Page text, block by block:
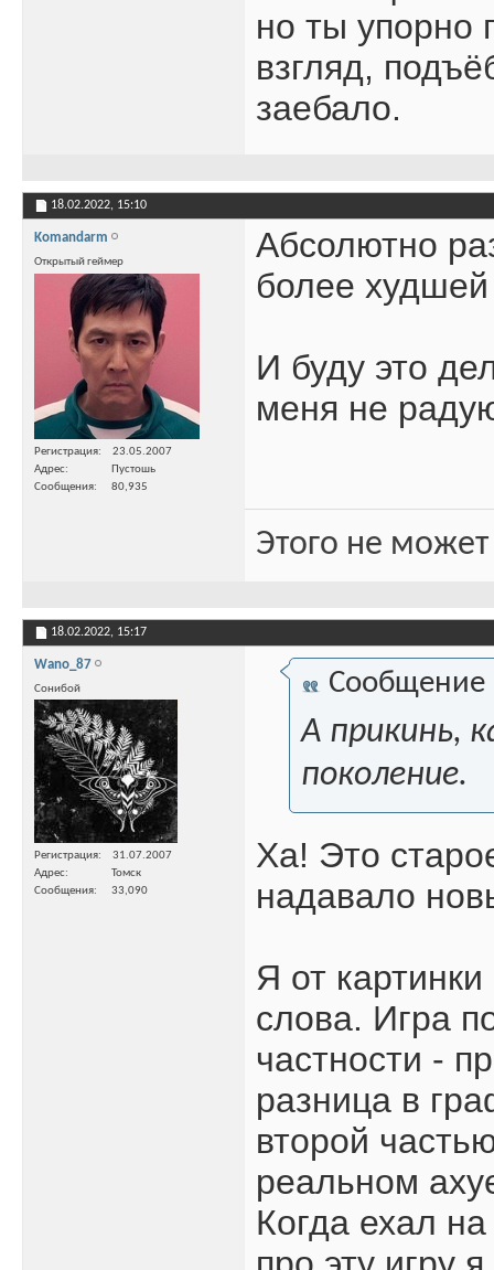
но ты упорно
взгляд,
заебало.
18.02.2022, 15:10
Komandarm
Открытый геймер
Регистрация
23.05.2007
Адрес
Пустошь
Сообщения
80,935
Абсолютно
более
И буду это
меня не
Этого не
18.02.2022, 15:17
Wano_87
Сонибой
Регистрация
31.07.2007
Адрес
Томск
Сообщения
33,090
Сообщение
А прикинь,
поколение.
Ха! Это
надавало
Я от
слова. Игра
частности -
разница в
второй
реальном
Когда ехал